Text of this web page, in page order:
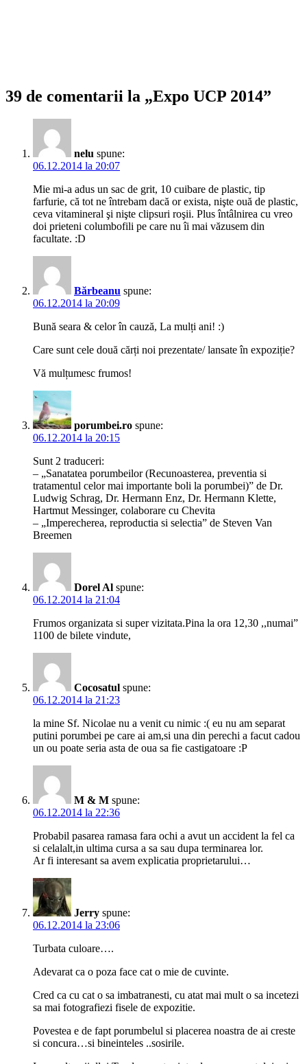
39 de comentarii la „Expo UCP 2014”
nelu spune:
06.12.2014 la 20:07
Mie mi-a adus un sac de grit, 10 cuibare de plastic, tip
farfurie, că tot ne întrebam dacă or exista, nişte ouă de plastic,
ceva vitamineral şi nişte clipsuri roşii. Plus întâlnirea cu vreo
doi prieteni columbofili pe care nu îi mai văzusem din
facultate. :D
Bărbeanu spune:
06.12.2014 la 20:09
Bună seara & celor în cauză, La mulți ani! :)
Care sunt cele două cărți noi prezentate/ lansate în expoziție?
Vă mulțumesc frumos!
porumbei.ro spune:
06.12.2014 la 20:15
Sunt 2 traduceri:
– „Sanatatea porumbeilor (Recunoasterea, preventia si
tratamentul celor mai importante boli la porumbei)” de Dr.
Ludwig Schrag, Dr. Hermann Enz, Dr. Hermann Klette,
Hartmut Messinger, colaborare cu Chevita
– „Imperecherea, reproductia si selectia” de Steven Van
Breemen
Dorel Al spune:
06.12.2014 la 21:04
Frumos organizata si super vizitata.Pina la ora 12,30 ,,numai”
1100 de bilete vindute,
Cocosatul spune:
06.12.2014 la 21:23
la mine Sf. Nicolae nu a venit cu nimic :( eu nu am separat
putini porumbei pe care ai am,si una din perechi a facut cadou
un ou poate seria asta de oua sa fie castigatoare :P
M & M spune:
06.12.2014 la 22:36
Probabil pasarea ramasa fara ochi a avut un accident la fel ca
si celalalt,in ultima cursa a sa sau dupa terminarea lor.
Ar fi interesant sa avem explicatia proprietarului…
Jerry spune:
06.12.2014 la 23:06
Turbata culoare….
Adevarat ca o poza face cat o mie de cuvinte.
Cred ca cu cat o sa imbatranesti, cu atat mai mult o sa incetezi
sa mai fotografiezi fisele de expozitie.
Povestea e de fapt porumbelul si placerea noastra de ai creste
si concura…si bineinteles ..sosirile.